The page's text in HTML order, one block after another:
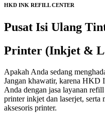
HKD INK REFILL CENTER
Pusat Isi Ulang
Printer (Inkjet &
Apakah Anda sedang
Jangan khawatir, karena HKD
Anda dengan jasa layanan
printer inkjet dan laserjet, serta
aksesoris printer.